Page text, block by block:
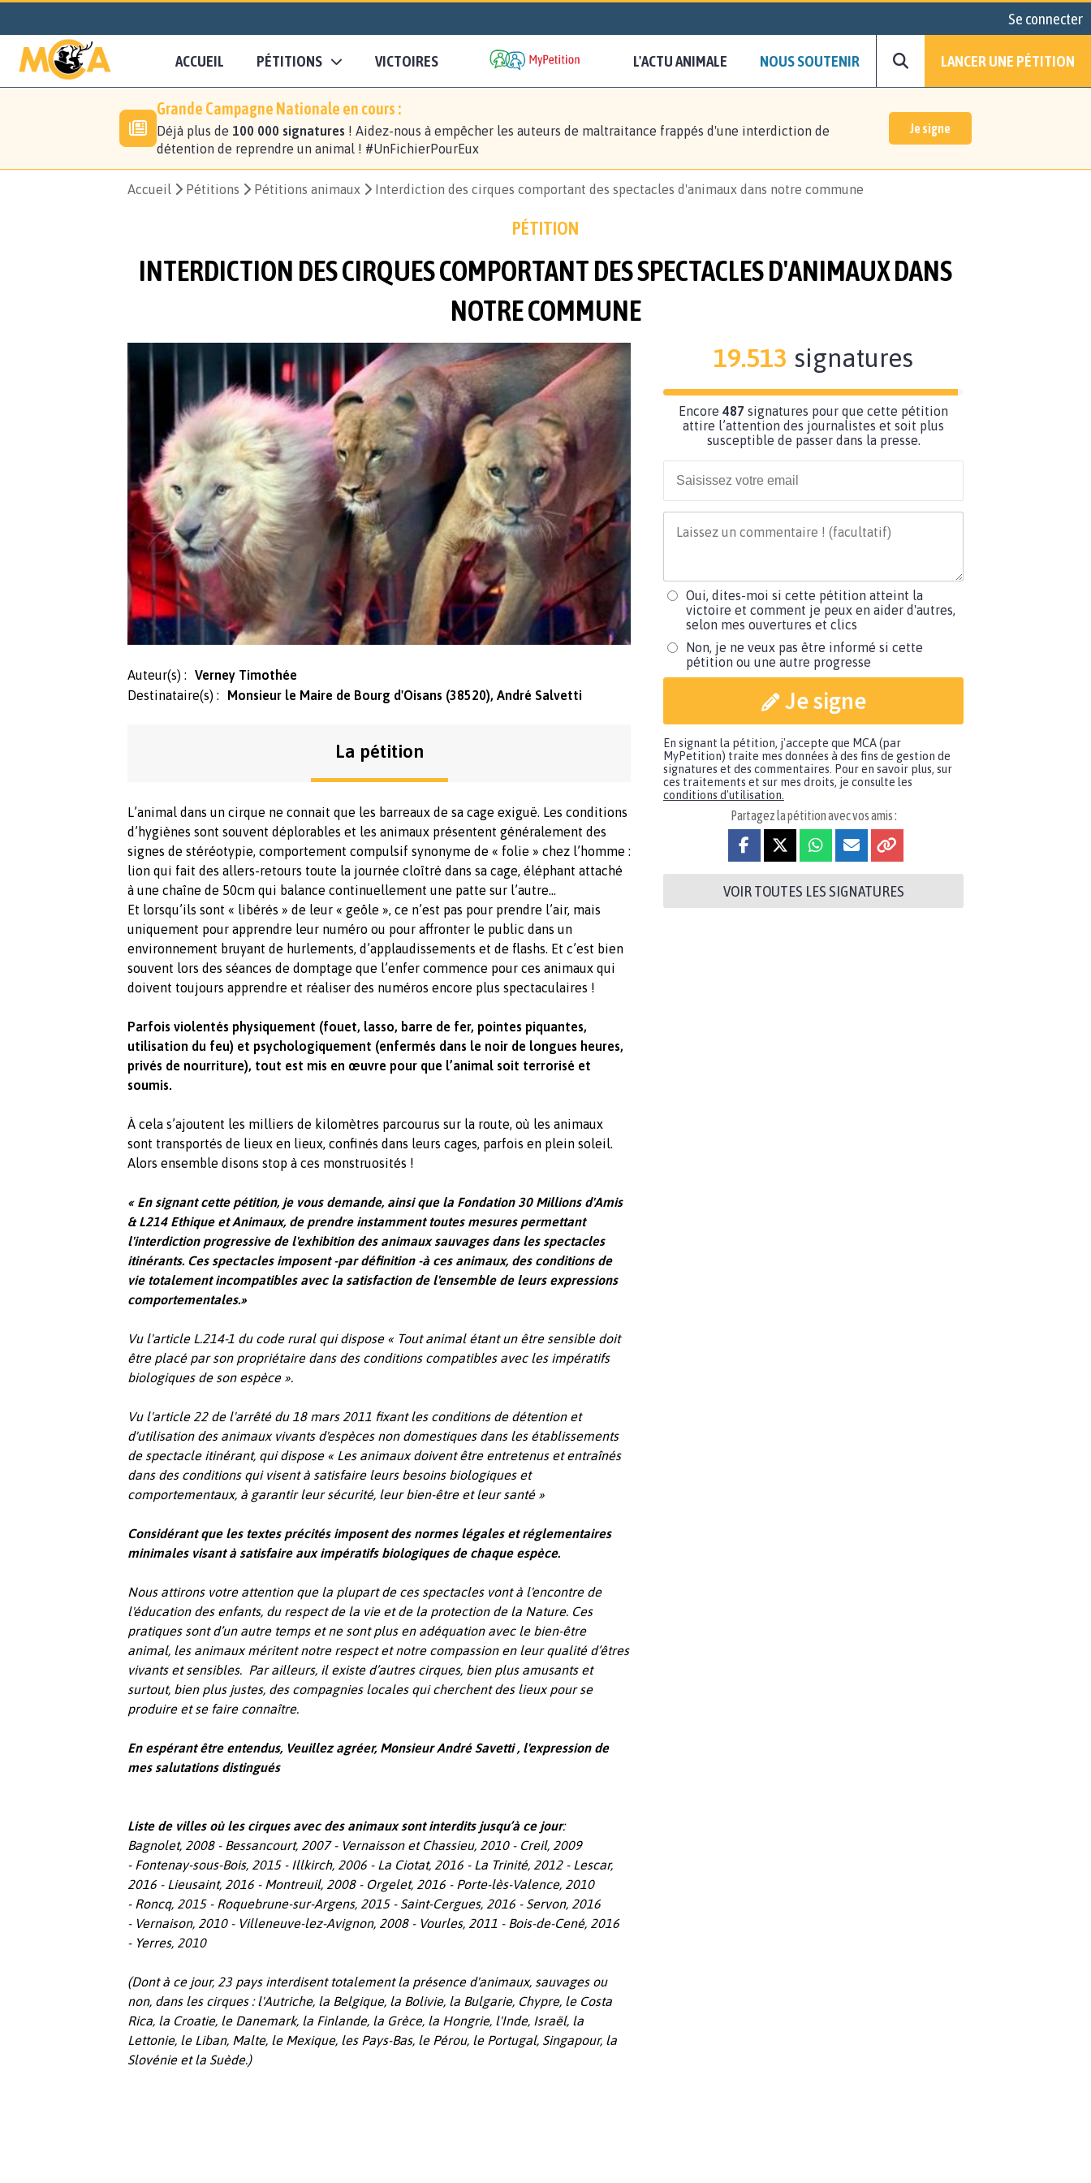
Se connecter
ACCUEIL PÉTITIONS VICTOIRES L'ACTU ANIMALE NOUS SOUTENIR LANCER UNE PÉTITION
Grande Campagne Nationale en cours :
Déjà plus de 100 000 signatures ! Aidez-nous à empêcher les auteurs de maltraitance frappés d'une interdiction de
détention de reprendre un animal ! #UnFichierPourEux
Je signe
Accueil Pétitions Pétitions animaux Interdiction des cirques comportant des spectacles d'animaux dans notre commune
PÉTITION
INTERDICTION DES CIRQUES COMPORTANT DES SPECTACLES D'ANIMAUX DANS
NOTRE COMMUNE
Auteur(s) :
Verney Timothée
Destinataire(s) :
Monsieur le Maire de Bourg d'Oisans (38520), André Salvetti
La pétition
L’animal dans un cirque ne connait que les barreaux de sa cage exiguë. Les conditions
d’hygiènes sont souvent déplorables et les animaux présentent généralement des
signes de stéréotypie, comportement compulsif synonyme de « folie » chez l’homme :
lion qui fait des allers-retours toute la journée cloîtré dans sa cage, éléphant attaché
à une chaîne de 50cm qui balance continuellement une patte sur l’autre…
Et lorsqu’ils sont « libérés » de leur « geôle », ce n’est pas pour prendre l’air, mais
uniquement pour apprendre leur numéro ou pour affronter le public dans un
environnement bruyant de hurlements, d’applaudissements et de flashs. Et c’est bien
souvent lors des séances de domptage que l’enfer commence pour ces animaux qui
doivent toujours apprendre et réaliser des numéros encore plus spectaculaires !
Parfois violentés physiquement (fouet, lasso, barre de fer, pointes piquantes,
utilisation du feu) et psychologiquement (enfermés dans le noir de longues heures,
privés de nourriture), tout est mis en œuvre pour que l’animal soit terrorisé et
soumis.
À cela s’ajoutent les milliers de kilomètres parcourus sur la route, où les animaux
sont transportés de lieux en lieux, confinés dans leurs cages, parfois en plein soleil.
Alors ensemble disons stop à ces monstruosités !
« En signant cette pétition, je vous demande, ainsi que la Fondation 30 Millions d'Amis
& L214 Ethique et Animaux, de prendre instamment toutes mesures permettant
l'interdiction progressive de l'exhibition des animaux sauvages dans les spectacles
itinérants. Ces spectacles imposent -par définition -à ces animaux, des conditions de
vie totalement incompatibles avec la satisfaction de l'ensemble de leurs expressions
comportementales.»
Vu l'article L.214-1 du code rural qui dispose «Tout animal étant un être sensible doit
être placé par son propriétaire dans des conditions compatibles avec les impératifs
biologiques de son espèce».
Vu l'article 22 de l'arrêté du 18 mars 2011 fixant les conditions de détention et
d'utilisation des animaux vivants d'espèces non domestiques dans les établissements
de spectacle itinérant, qui dispose « Les animaux doivent être entretenus et entraînés
dans des conditions qui visent à satisfaire leurs besoins biologiques et
comportementaux, à garantir leur sécurité, leur bien-être et leur santé »
Considérant que les textes précités imposent des normes légales et réglementaires
minimales visant à satisfaire aux impératifs biologiques de chaque espèce.
Nous attirons votre attention que la plupart de ces spectacles vont à l'encontre de
l'éducation des enfants, du respect de la vie et de la protection de la Nature. Ces
pratiques sont d’un autre temps et ne sont plus en adéquation avec le bien-être
animal, les animaux méritent notre respect et notre compassion en leur qualité d’êtres
vivants et sensibles. Par ailleurs, il existe d’autres cirques, bien plus amusants et
surtout, bien plus justes, des compagnies locales qui cherchent des lieux pour se
produire et se faire connaître.
En espérant être entendus, Veuillez agréer, Monsieur André Savetti , l'expression de
mes salutations distingués
Liste de villes où les cirques avec des animaux sont interdits jusqu’à ce jour:
Bagnolet, 2008 - Bessancourt, 2007 - Vernaisson et Chassieu, 2010 - Creil, 2009
- Fontenay-sous-Bois, 2015 - Illkirch, 2006 - La Ciotat, 2016 - La Trinité, 2012 - Lescar,
2016 - Lieusaint, 2016 - Montreuil, 2008 - Orgelet, 2016 - Porte-lès-Valence, 2010
- Roncq, 2015 - Roquebrune-sur-Argens, 2015 - Saint-Cergues, 2016 - Servon, 2016
- Vernaison, 2010 - Villeneuve-lez-Avignon, 2008 - Vourles, 2011 - Bois-de-Cené, 2016
- Yerres, 2010
(Dont à ce jour, 23 pays interdisent totalement la présence d'animaux, sauvages ou
non, dans les cirques : l'Autriche, la Belgique, la Bolivie, la Bulgarie, Chypre, le Costa
Rica, la Croatie, le Danemark, la Finlande, la Grèce, la Hongrie, l'Inde, Israël, la
Lettonie, le Liban, Malte, le Mexique, les Pays-Bas, le Pérou, le Portugal, Singapour, la
Slovénie et la Suède.)
19.513 signatures
Encore 487 signatures pour que cette pétition
attire l’attention des journalistes et soit plus
susceptible de passer dans la presse.
Oui, dites-moi si cette pétition atteint la
victoire et comment je peux en aider d'autres,
selon mes ouvertures et clics
Non, je ne veux pas être informé si cette
pétition ou une autre progresse
Je signe
En signant la pétition, j'accepte que MCA (par
MyPetition) traite mes données à des fins de gestion de
signatures et des commentaires. Pour en savoir plus, sur
ces traitements et sur mes droits, je consulte les
conditions d'utilisation.
Partagez la pétition avec vos amis :
VOIR TOUTES LES SIGNATURES